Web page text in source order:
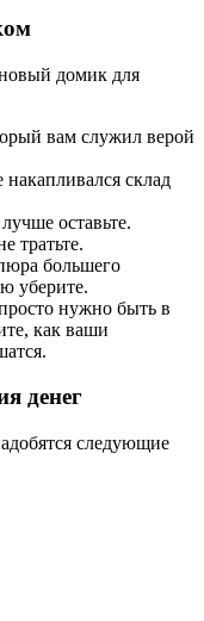
домик для
вам служил верой
склад
оставьте.
тратьте.
большего
уберите.
нужно быть в
как ваши
денег
следующие